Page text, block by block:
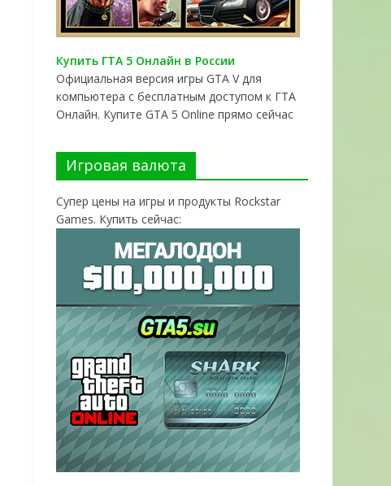
Купить ГТА 5 Онлайн в России
Официальная версия игры GTA V для
компьютера с бесплатным доступом к ГТА
Онлайн. Купите GTA 5 Online прямо сейчас
Игровая валюта
Супер цены на игры и продукты Rockstar
Games. Купить сейчас: